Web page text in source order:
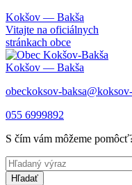
Kokšov — Bakša
Vitajte na oficiálnych
stránkach obce
Kokšov — Bakša
obeckoksov-
055 6999892
S čím vám môžeme
Hľadať